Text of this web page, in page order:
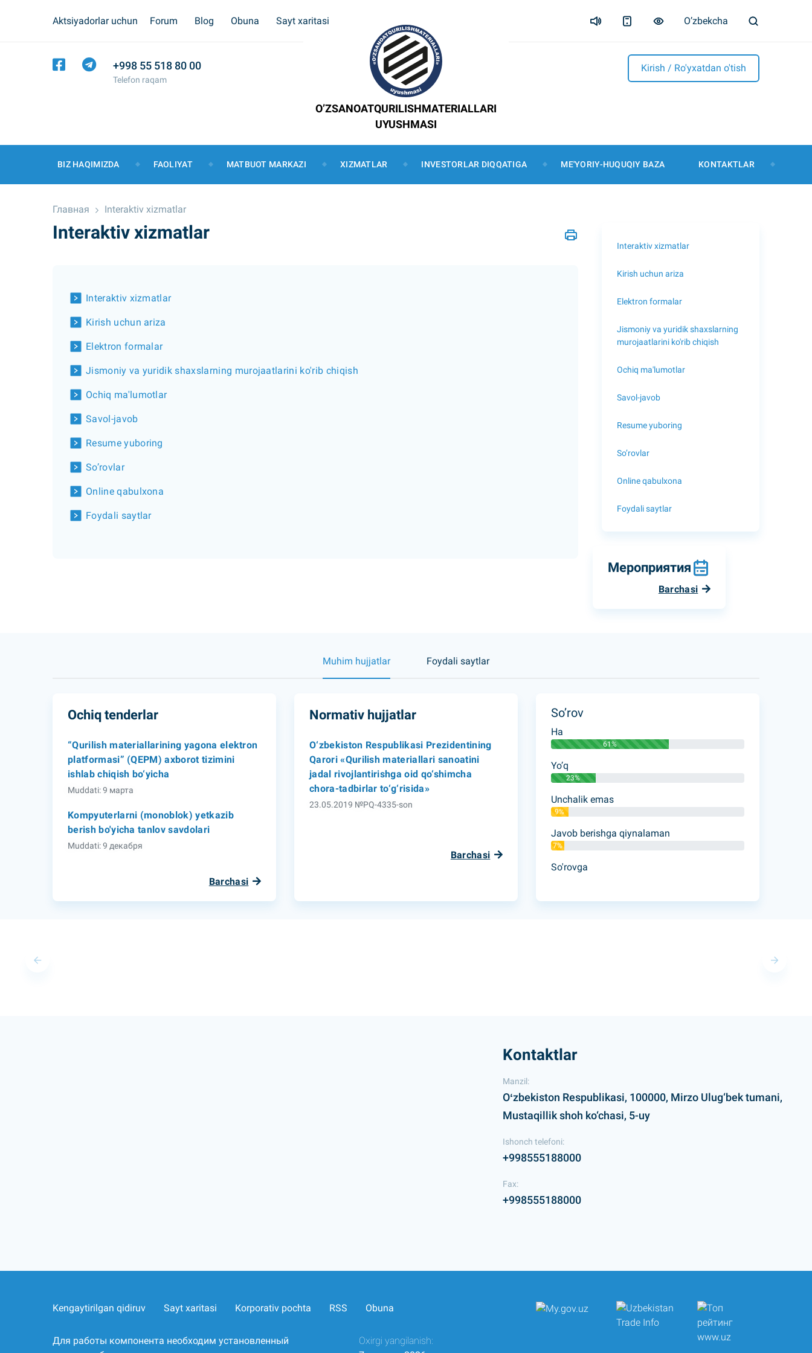
Aktsiyadorlar uchun Forum Blog Obuna Sayt xaritasi O’zbekcha
+998 55 518 80 00
Telefon raqam
Kirish / Ro'yxatdan o'tish
O’ZSANOATQURILISHMATERIALLARI
UYUSHMASI
BIZ HAQIMIZDA FAOLIYAT MATBUOT MARKAZI XIZMATLAR INVESTORLAR DIQQATIGA ME'YORIY-HUQUQIY BAZA KONTAKTLAR
Главная Interaktiv xizmatlar
Interaktiv xizmatlar
Interaktiv xizmatlar
Kirish uchun ariza
Elektron formalar
Jismoniy va yuridik shaxslarning murojaatlarini ko'rib chiqish
Ochiq ma'lumotlar
Savol-javob
Resume yuboring
So’rovlar
Online qabulxona
Foydali saytlar
Interaktiv xizmatlar
Kirish uchun ariza
Elektron formalar
Jismoniy va yuridik shaxslarning
murojaatlarini ko'rib chiqish
Ochiq ma'lumotlar
Savol-javob
Resume yuboring
So’rovlar
Online qabulxona
Foydali saytlar
Мероприятия
Barchasi
Muhim hujjatlar Foydali saytlar
Ochiq tenderlar
“Qurilish materiallarining yagona elektron
platformasi” (QEPM) axborot tizimini
ishlab chiqish bo‘yicha
Muddati: 9 марта
Kompyuterlarni (monoblok) yetkazib
berish bo'yicha tanlov savdolari
Muddati: 9 декабря
Barchasi
Normativ hujjatlar
O‘zbekiston Respublikasi Prezidentining
Qarori «Qurilish materiallari sanoatini
jadal rivojlantirishga oid qo‘shimcha
chora-tadbirlar to‘g‘risida»
23.05.2019 №PQ-4335-son
Barchasi
So’rov
Ha
61%
Yo’q
23%
Unchalik emas
9%
Javob berishga qiynalaman
7%
So'rovga
Kontaktlar
Manzil:
Oʻzbekiston Respublikasi, 100000, Mirzo Ulug‘bek tumani,
Mustaqillik shoh ko‘chasi, 5-uy
Ishonch telefoni:
+998555188000
Fax:
+998555188000
Kengaytirilgan qidiruv Sayt xaritasi Korporativ pochta RSS Obuna
Для работы компонента необходим установленный
Oxirgi yangilanish: